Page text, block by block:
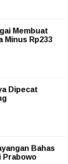
Membuat
Minus Rp233
Dipecat
Bahas
Prabowo